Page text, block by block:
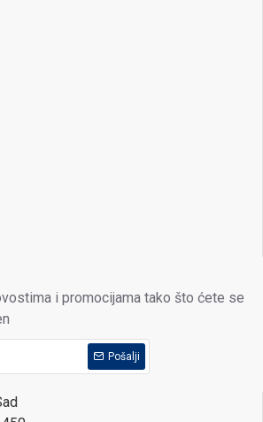
i promocijama tako što ćete se
Pošalji